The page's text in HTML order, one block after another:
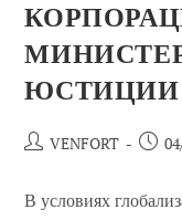
ЮСТИЦИИ
АвторVENFORT
В условиях